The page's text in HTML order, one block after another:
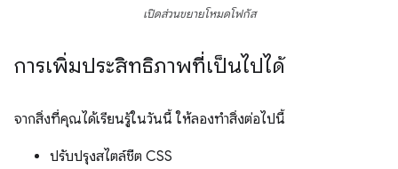
เปิดส่วนขยายโหมดโฟกัส
การเพิ่มประสิทธิภาพที่เป็นไปได้
จากสิ่งที่คุณได้เรียนรู้ในวันนี้ ให้ลองทำสิ่งต่อไปนี้
ปรับปรุงสไตล์ชีต CSS